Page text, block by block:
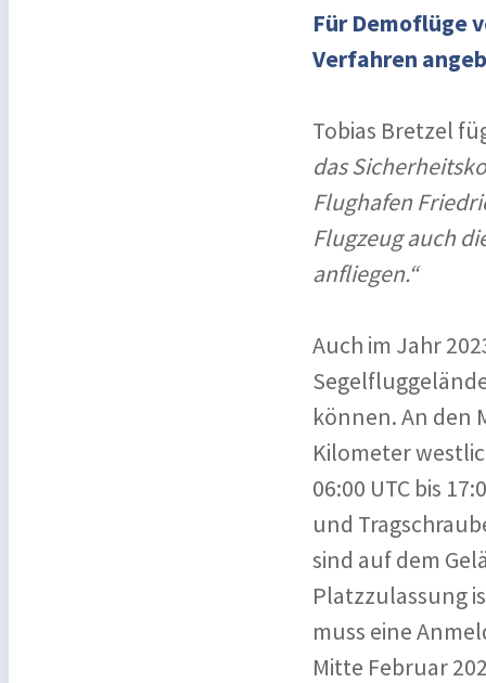
Für Demoflüge
Verfahren
Tobias Bretzel
das
Flughafen
Flugzeug auch
anfliegen.“
Auch im Jahr
können. An den
Kilometer
06:00 UTC bis
und
sind auf dem
Platzzulassung
muss eine
Mitte Februar